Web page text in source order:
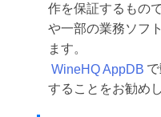
作を保証するもの
や一部の業務ソフ
ます。
WineHQ AppDB
することをお勧め